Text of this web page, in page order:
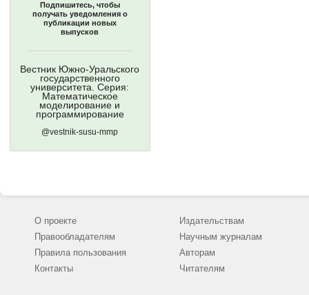
Подпишитесь, чтобы
получать уведомления о
публикации новых
выпусков
Вестник Южно-Уральского
государственного
университета. Серия:
Математическое
моделирование и
программирование
@vestnik-susu-mmp
О проекте
Правообладателям
Правила пользования
Контакты
Издательствам
Научным журналам
Авторам
Читателям